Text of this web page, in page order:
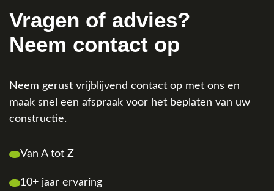
Vragen of advies?
Neem contact op
Neem gerust vrijblijvend contact op met ons en
maak snel een afspraak voor het beplaten van uw
constructie.
Van A tot Z
10+ jaar ervaring